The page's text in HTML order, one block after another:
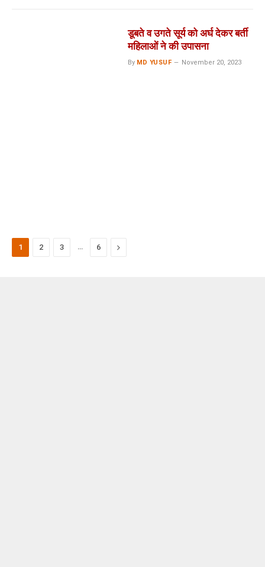
डूबते व उगते सूर्य को अर्घ देकर बर्ती
महिलाओं ने की उपासना
By MD YUSUF November 20, 2023
1 2 3 6 Next